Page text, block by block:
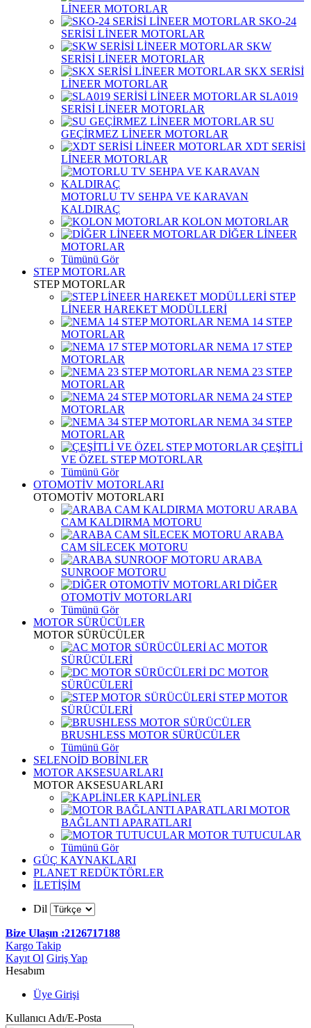
LİNEER MOTORLAR
SKO-24
SERİSİ LİNEER MOTORLAR
SKW
SERİSİ LİNEER MOTORLAR
SKX SERİSİ
LİNEER MOTORLAR
SLA019
SERİSİ LİNEER MOTORLAR
SU
GEÇİRMEZ LİNEER MOTORLAR
XDT SERİSİ
LİNEER MOTORLAR
MOTORLU TV SEHPA VE KARAVAN
KALDIRAÇ
KOLON MOTORLAR
DİĞER LİNEER
MOTORLAR
Tümünü Gör
STEP MOTORLAR
STEP MOTORLAR
STEP
LİNEER HAREKET MODÜLLERİ
NEMA 14 STEP
MOTORLAR
NEMA 17 STEP
MOTORLAR
NEMA 23 STEP
MOTORLAR
NEMA 24 STEP
MOTORLAR
NEMA 34 STEP
MOTORLAR
ÇEŞİTLİ
VE ÖZEL STEP MOTORLAR
Tümünü Gör
OTOMOTİV MOTORLARI
OTOMOTİV MOTORLARI
ARABA
CAM KALDIRMA MOTORU
ARABA
CAM SİLECEK MOTORU
ARABA
SUNROOF MOTORU
DİĞER
OTOMOTİV MOTORLARI
Tümünü Gör
MOTOR SÜRÜCÜLER
MOTOR SÜRÜCÜLER
AC MOTOR
SÜRÜCÜLERİ
DC MOTOR
SÜRÜCÜLERİ
STEP MOTOR
SÜRÜCÜLERİ
BRUSHLESS MOTOR SÜRÜCÜLER
Tümünü Gör
SELENOİD BOBİNLER
MOTOR AKSESUARLARI
MOTOR AKSESUARLARI
KAPLİNLER
MOTOR
BAĞLANTI APARATLARI
MOTOR TUTUCULAR
Tümünü Gör
GÜÇ KAYNAKLARI
PLANET REDÜKTÖRLER
İLETİŞİM
Dil
Bize Ulaşın :2126717188
Kargo Takip
Kayıt Ol Giriş Yap
Hesabım
Üye Girişi
Kullanıcı Adı/E-Posta